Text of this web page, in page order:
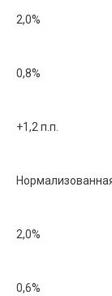
2,0%
0,8%
+1,2 п.п.
2,0%
0,6%